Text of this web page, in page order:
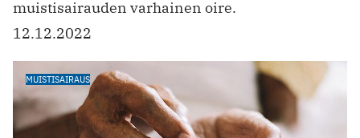
muistisairauden varhainen oire.
12.12.2022
MUISTISAIRAUS